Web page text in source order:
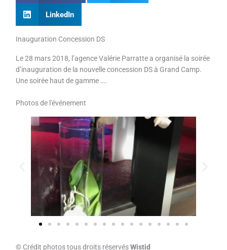
LinkedIn
Inauguration Concession DS
Le 28 mars 2018, l’agence Valérie Parratte a organisé la soirée
d’inauguration de la nouvelle concession DS à Grand Camp.
Une soirée haut de gamme ….
Photos de l'événement
© Crédit photos tous droits réservésWistid